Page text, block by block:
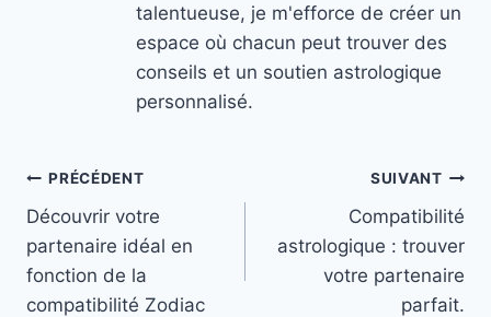
talentueuse, je m'efforce de créer un
espace où chacun peut trouver des
conseils et un soutien astrologique
personnalisé.
Navigation
de
l’article
PRÉCÉDENT
Découvrir votre
partenaire idéal en
fonction de la
compatibilité Zodiac
SUIVANT
Compatibilité
astrologique : trouver
votre partenaire
parfait.